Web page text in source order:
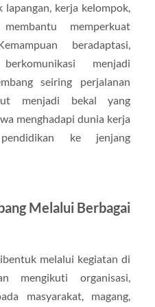
kerja kelompok,
memperkuat
beradaptasi,
menjadi
seiring perjalanan
menjadi bekal yang
menghadapi dunia kerja
ke jenjang
Melalui Berbagai
melalui kegiatan di
mengikuti organisasi,
masyarakat, magang,